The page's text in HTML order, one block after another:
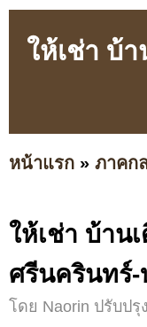
ให้เช่า บ้
หน้าแรก » ภาคก
ให้เช่า บ้าน
ศรีนครินทร์
โดย Naorin ปรับปรุ